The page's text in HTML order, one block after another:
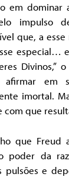
em dominar
impulso
que, a
especial…
Divinos,”
afirmar em
imortal.
com que
que Freud
poder da
pulsões e